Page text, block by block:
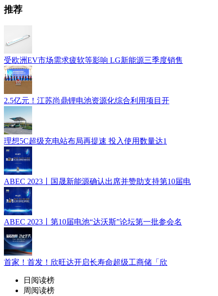
推荐
受欧洲EV市场需求疲软等影响 LG新能源三季度销售
2.5亿元！江苏尚鼎锂电池资源化综合利用项目开
理想5C超级充电站布局再提速 投入使用数量达1
ABEC 2023丨国晟新能源确认出席并赞助支持第10届电
ABEC 2023丨第10届电池“达沃斯”论坛第一批参会名
首家！首发！欣旺达开启长寿命超级工商储「欣
日阅读榜
周阅读榜